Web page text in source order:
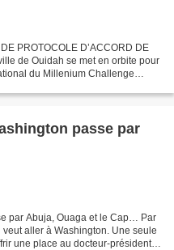
PROTOCOLE D’ACCORD DE
de Ouidah se met en orbite pour
du Millenium Challenge
passe par
par Abuja, Ouaga et le Cap… Par
aller à Washington. Une seule
une place au docteur-président